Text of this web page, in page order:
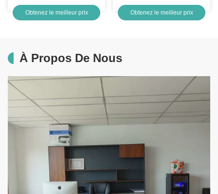
d'occasion équipement de
construction
Obtenez le meilleur prix
Excavateur à deux mains
Obtenez le meilleur prix
À Propos De Nous